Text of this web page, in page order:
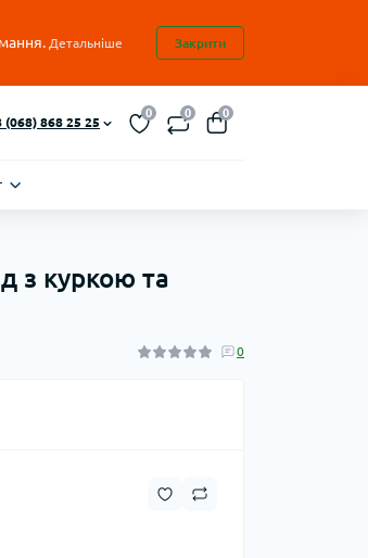
Детальніше Закрити
(068) 868 25 25
0 0 0
з куркою та
0